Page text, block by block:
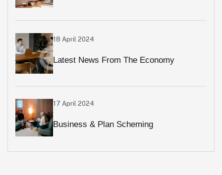
18 April 2024
Latest News From The Economy
17 April 2024
Business & Plan Scheming